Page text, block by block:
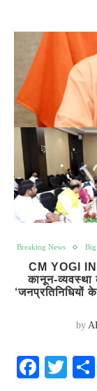
Breaking News Big
CM YOGI
कानून-व्यवस्था
by